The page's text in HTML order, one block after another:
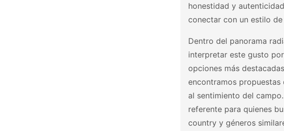
honestidad y
conectar con un estilo
Dentro del panorama
interpretar este gusto
opciones más
encontramos
al sentimiento del
referente para quienes
country y géneros